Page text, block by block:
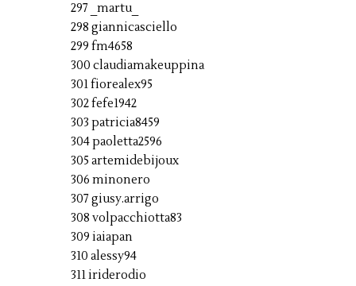
297 _martu_
298 giannicasciello
299 fm4658
300 claudiamakeuppina
301 fiorealex95
302 fefe1942
303 patricia8459
304 paoletta2596
305 artemidebijoux
306 minonero
307 giusy.arrigo
308 volpacchiotta83
309 iaiapan
310 alessy94
311 iriderodio